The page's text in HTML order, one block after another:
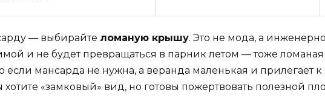
— выбирайте ломаную крышу. Это не мода, а
и не будет превращаться в парник летом — тоже
если мансарда не нужна, а веранда маленькая и прилегает
«замковый» вид, но готовы пожертвовать полезной